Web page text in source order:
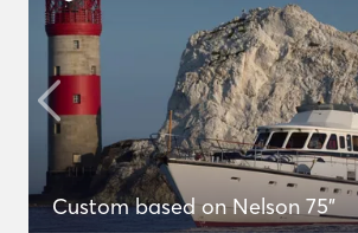
Custom based on Nelson 75"